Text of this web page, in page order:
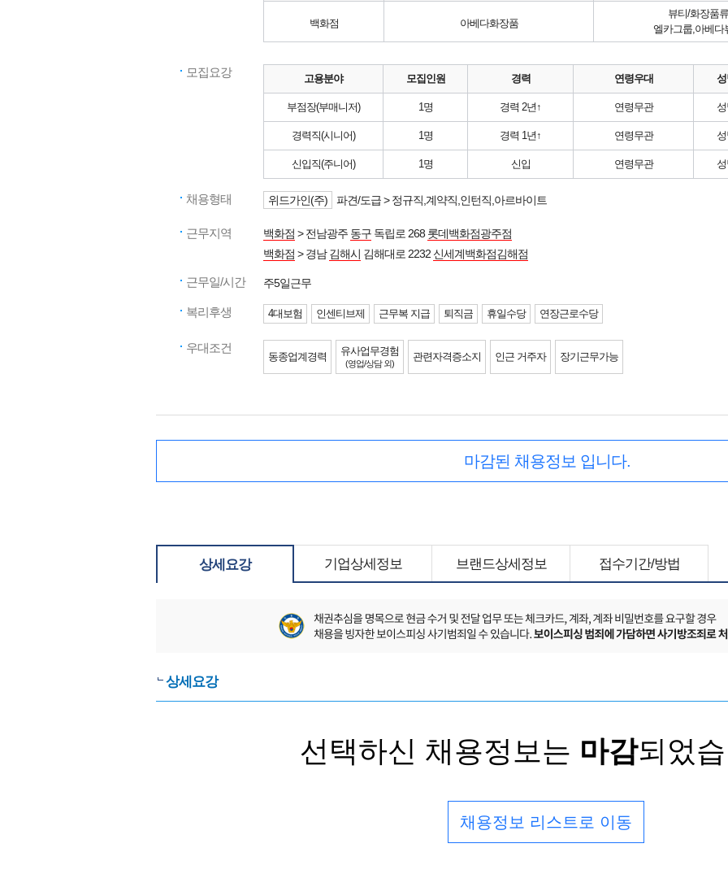
백화점 아베다화장품
뷰티/화장품류
엘카그룹,아베다
모집요강 고용분야 모집인원 경력 연령우대
부점장(부매니저) 1명 경력 2년↑ 연령무관
경력직(시니어) 1명 경력 1년↑ 연령무관
신입직(주니어) 1명 신입 연령무관
채용형태 위드가인(주) 파견/도급 > 정규직,계약직,인턴직,아르바이트
근무지역 백화점 > 전남광주 동구 독립로 268 롯데백화점광주점
백화점 > 경남김해시 김해대로 2232 신세계백화점김해점
근무일/시간 주5일근무
복리후생 4대보험 인센티브제 근무복 지급 퇴직금 휴일수당 연장근로수당
우대조건
동종업계경력 유사업무경험
(영업/상담 외)
관련자격증소지 인근 거주자 장기근무가능
마감된 채용정보 입니다.
상세요강 기업상세정보 브랜드상세정보 접수기간/방법
상세요강
선택하신 채용정보는 마감되었
채용정보 리스트로 이동